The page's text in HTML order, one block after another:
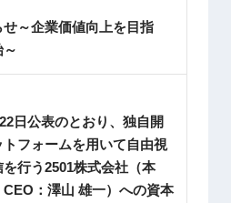
～企業価値向上を目指
日公表のとおり、独自開
フォームを用いて自由視
行う2501株式会社（本
：澤山 雄一）への資本